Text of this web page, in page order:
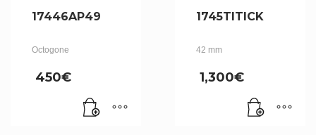
17446AP49
Octogone
450€
1745TITICK
42 mm
1,300€